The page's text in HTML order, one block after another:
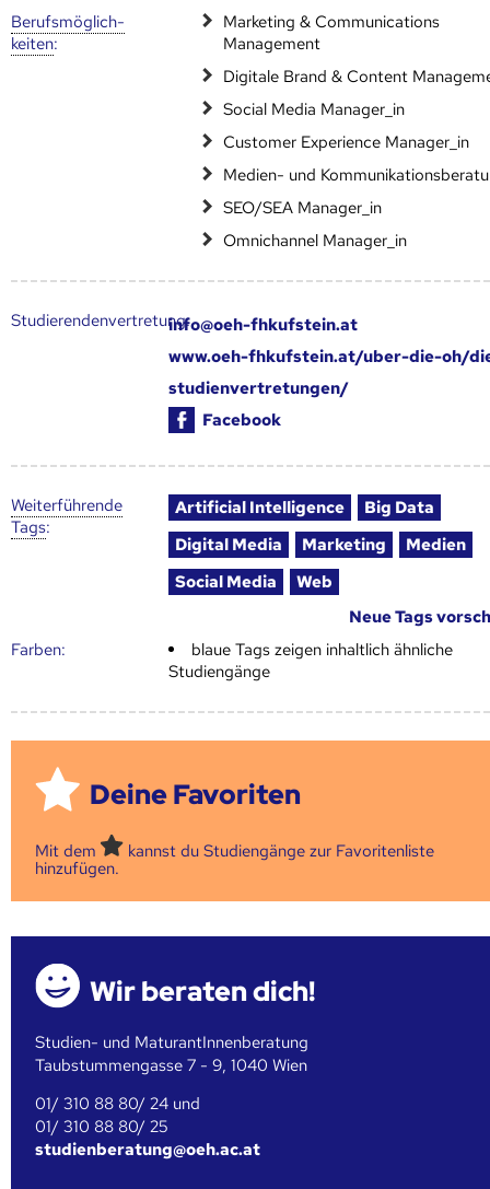
Berufs­möglich­
keiten:
Marketing & Communications
Management
Digitale Brand & Content
Social Media Manager_in
Customer Experience Manager_in
Medien- und
SEO/SEA Manager_in
Omnichannel Manager_in
Studierendenvertretung:info@oeh-fhkufstein.at
www.oeh-fhkufstein.at/uber-die-oh/
studienvertretungen/
Facebook
Weiter­führende
Tags:
Artificial Intelligence
Big Data
Digital Media
Marketing
Medien
Social Media
Web
Neue Tags
Farben:
blaue Tags zeigen inhaltlich ähnliche
Studiengänge
Deine Favoriten
Mit dem
kannst du Studiengänge zur Favoritenliste
hinzufügen.
Wir beraten dich!
Studien- und MaturantInnenberatung
Taubstummengasse 7 - 9, 1040 Wien
01/ 310 88 80/ 24 und
01/ 310 88 80/ 25
studienberatung@oeh.ac.at